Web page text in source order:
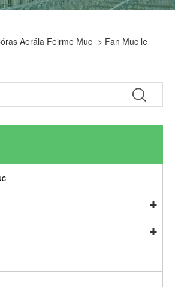
Aerála Feirme Muc > Fan Muc le